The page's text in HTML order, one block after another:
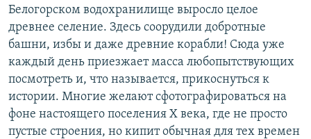
Белогорском водохранилище выросло целое
древнее селение. Здесь соорудили добротные
башни, избы и даже древние корабли! Сюда уже
каждый день приезжает масса любопытствующих
посмотреть и, что называется, прикоснуться к
истории. Многие желают сфотографироваться на
фоне настоящего поселения X века, где не просто
пустые строения, но кипит обычная для тех времен